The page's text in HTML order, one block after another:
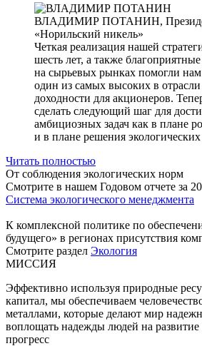
ВЛАДИМИР ПОТАНИН,
«Норильский никель»
Четкая реализация нашей
шесть лет, а также
на сырьевых рынках помогли нам
один из самых высоких в
доходности для акционеров.
сделать следующий шаг для
амбициозных задач как в плане
и в плане решения
Читать полностью
От соблюдения экологических норм
Смотрите в нашем Годовом отчете за
Система экологического менеджмента
К комплексной политике по
будущего» в регионах присутствия
Смотрите раздел Экология
МИССИЯ
Эффективно используя природные
капитал, мы обеспечиваем
металлами, которые делают мир
воплощать надежды людей на развитие
прогресс